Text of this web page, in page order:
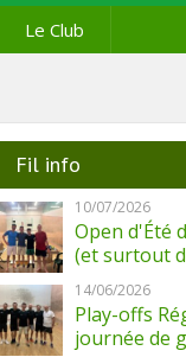
Le Club
Fil info
10/07/2026
Open d'Été
(et surtout
14/06/2026
Play-offs
journée de